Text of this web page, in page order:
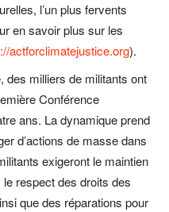
l’un plus fervents
en savoir plus sur les
actforclimatejustice.org).
des milliers de militants ont
Conférence
ans. La dynamique prend
d’actions de masse dans
exigeront le maintien
respect des droits des
que des réparations pour